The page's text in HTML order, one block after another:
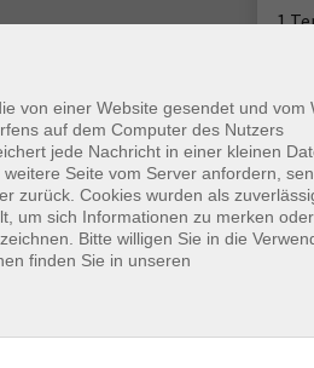
1
von einer Website gesendet und vom
auf dem Computer des Nutzers
jede Nachricht in einer kleinen
Seite vom Server anfordern,
zurück. Cookies wurden als
um sich Informationen zu merken
Bitte willigen Sie in die
finden Sie in unseren